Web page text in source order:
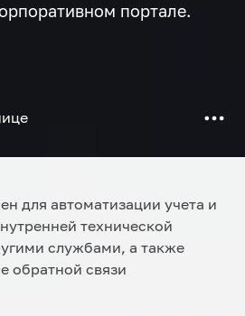
портале.
для автоматизации учета и
технической
службами, а также
обратной связи